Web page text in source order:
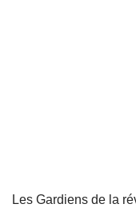
Les Gardiens de la